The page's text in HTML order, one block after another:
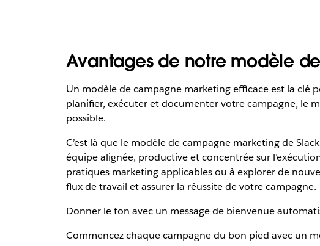
Avantages de notre modèle
Un modèle de campagne marketing efficace est la clé
planifier, exécuter et documenter votre campagne, le
possible.
C’est là que le modèle de campagne marketing de
équipe alignée, productive et concentrée sur
pratiques marketing applicables ou à explorer de
flux de travail et assurer la réussite de votre campagne.
Donner le ton avec un message de bienvenue
Commencez chaque campagne du bon pied avec un